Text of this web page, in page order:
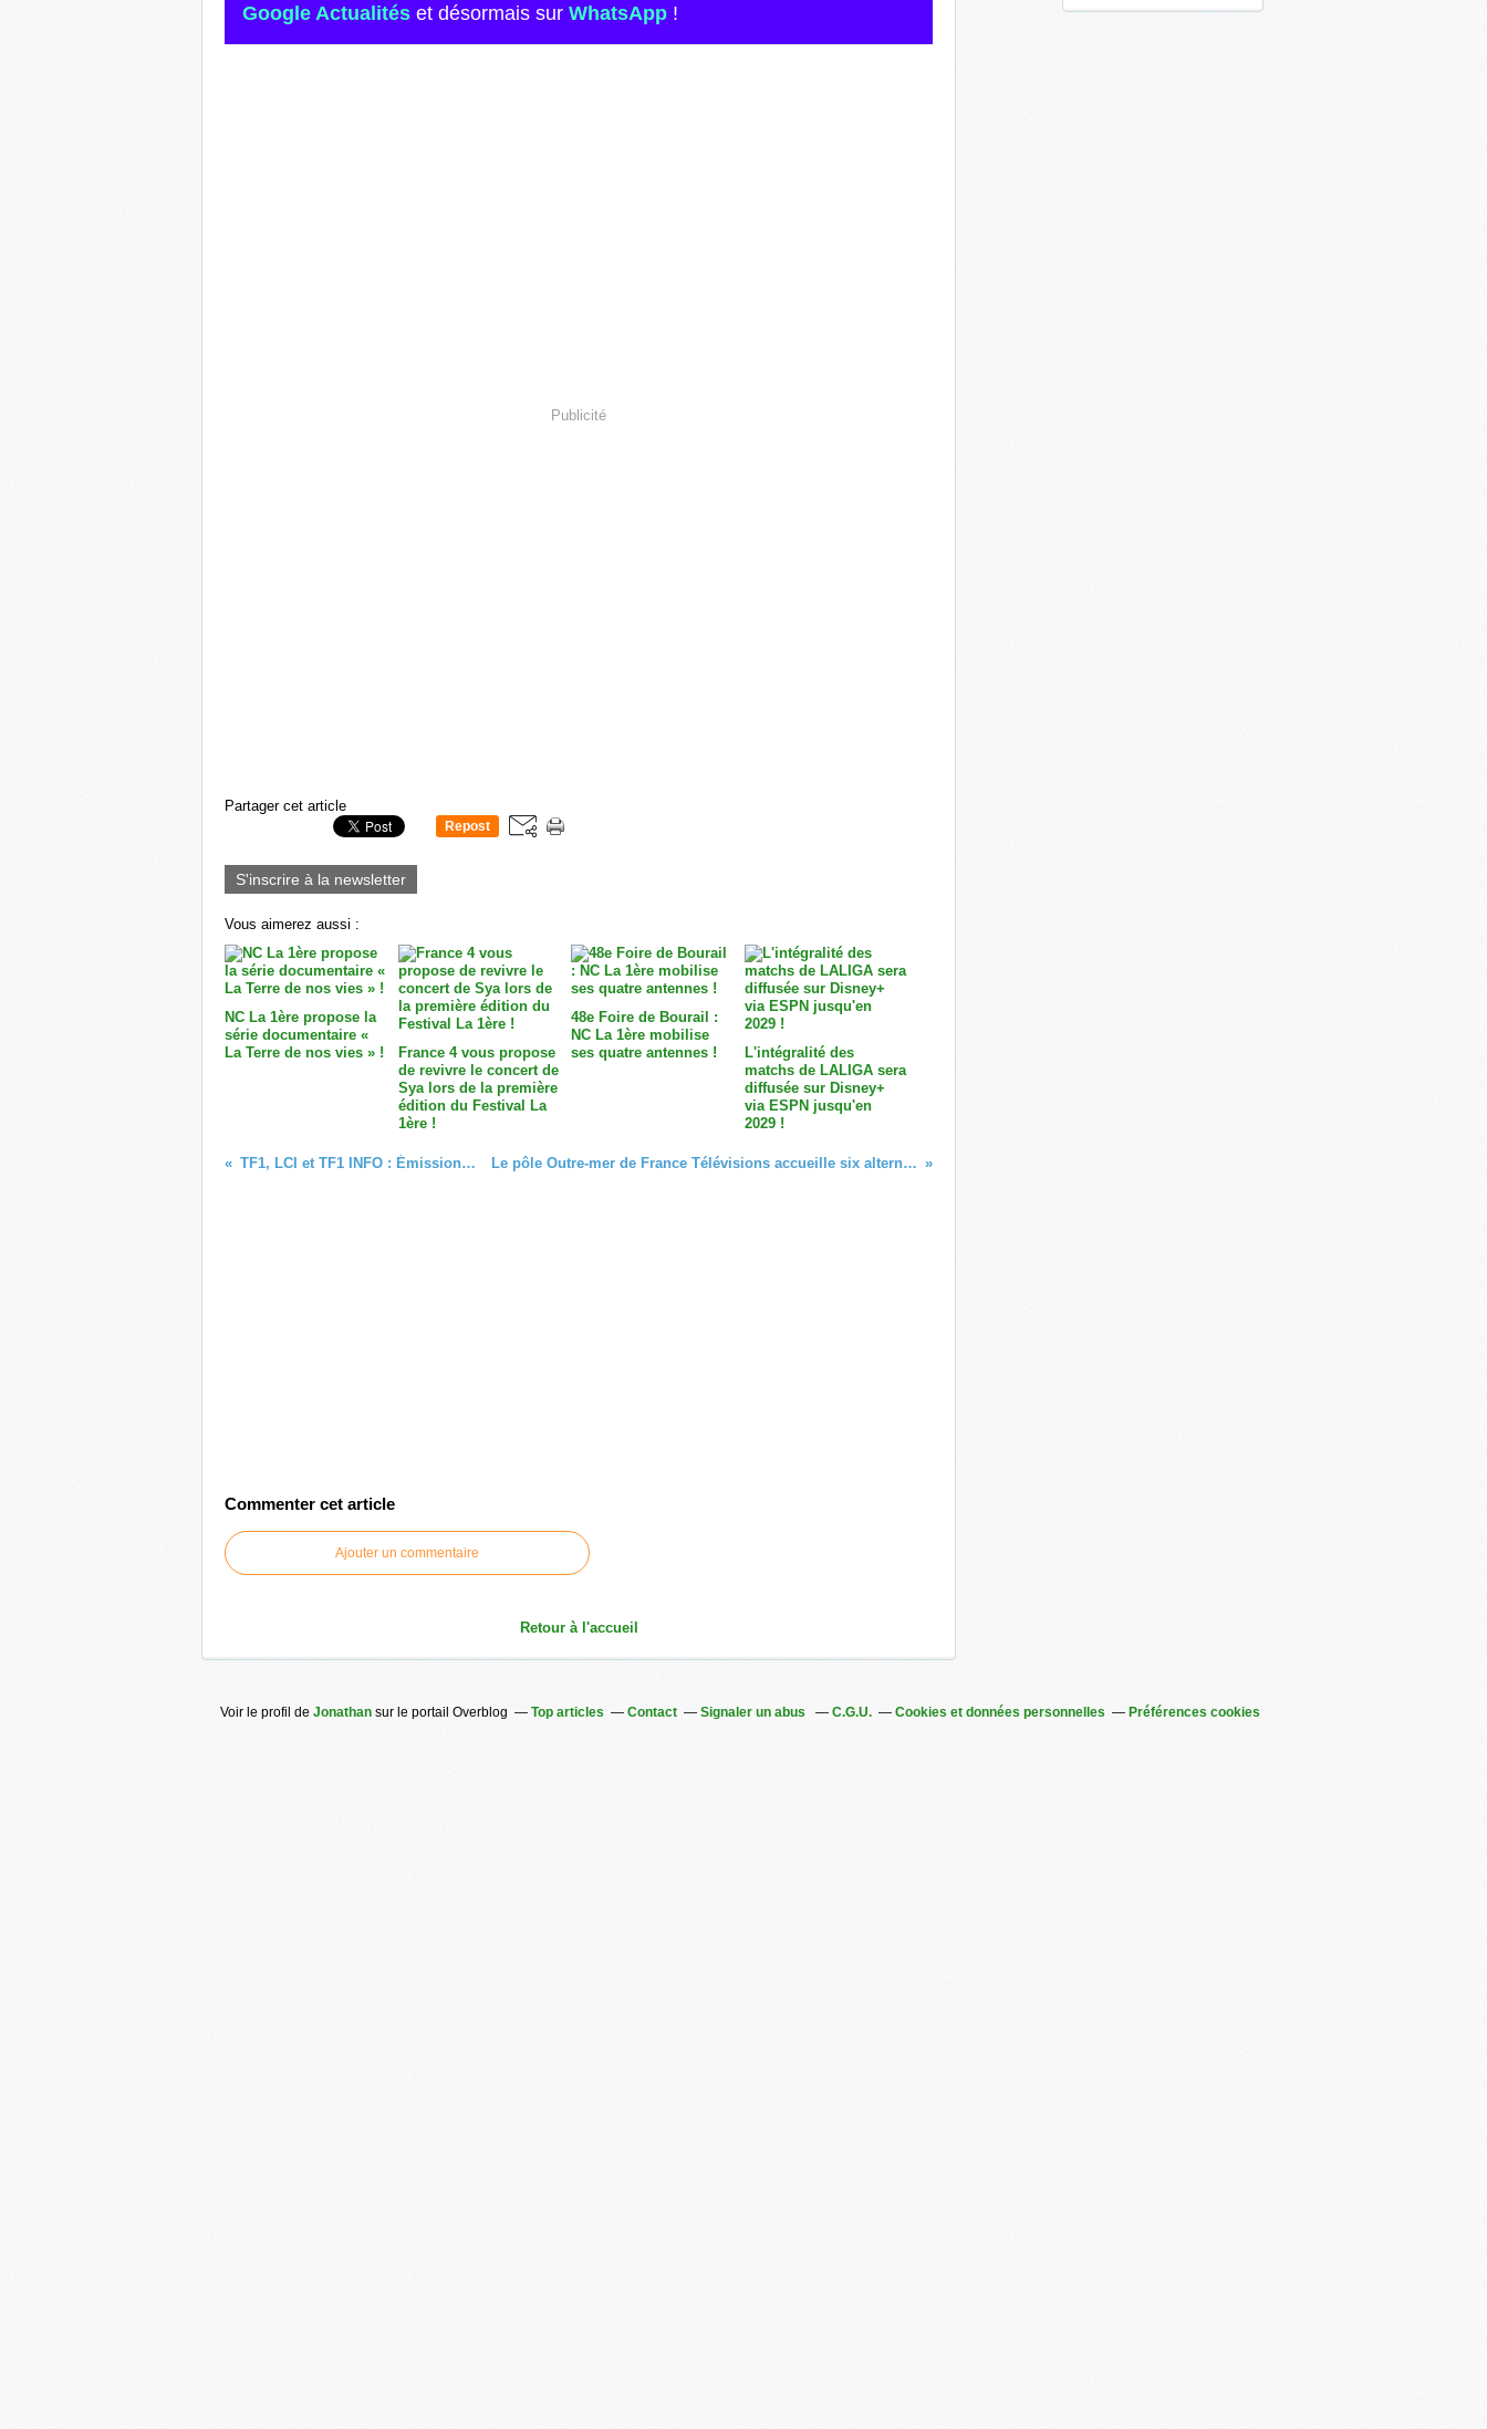
Google Actualités et désormais sur WhatsApp !
Publicité
Partager cet article
Repost
S'inscrire à la newsletter
Vous aimerez aussi :
NC La 1ère propose la
série documentaire «
La Terre de nos vies » !
France 4 vous propose
de revivre le concert de
Sya lors de la première
édition du Festival La
1ère !
48e Foire de Bourail :
NC La 1ère mobilise
ses quatre antennes !
L'intégralité des
matchs de LALIGA sera
diffusée sur Disney+
via ESPN jusqu'en
2029 !
TF1, LCI et TF1 INFO : Émission spéciale Robert BADINTER au Panthéon ! Le pôle Outre-mer de France Télévisions accueille six alternants ultramarins issue de l’Institut de Journalisme Bordeaux Aquitaine !
Commenter cet article
Ajouter un commentaire
Retour à l'accueil
Voir le profil de Jonathan sur le portail Overblog Top articles Contact Signaler un abus C.G.U. Cookies et données personnelles Préférences cookies